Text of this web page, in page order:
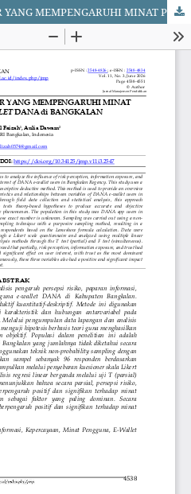
ANALISIS FAKTOR-FAKTOR YANG MEMPENGARUHI MINAT PENGGUNA E-WALLET DANA di BANGKALAN